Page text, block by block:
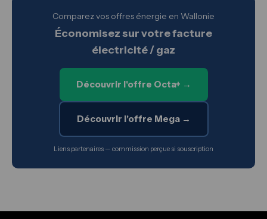
Comparez vos offres énergie en Wallonie
Économisez sur votre facture
électricité / gaz
Découvrir l'offre Octa+ →
Découvrir l'offre Mega →
Liens partenaires — commission perçue si souscription